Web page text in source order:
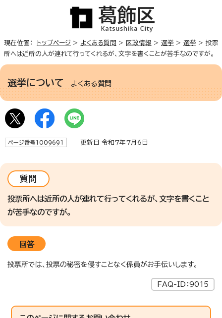
現在位置： トップページ > よくある質問 > 区政情報 > 選挙 > 選挙 > 投票
所へは近所の人が連れて行ってくれるが、文字を書くことが苦手なのですが。
選挙について よくある質問
ページ番号1009691 更新日 令和7年7月6日
質問
投票所へは近所の人が連れて行ってくれるが、文字を書くこと
が苦手なのですが。
回答
投票所では、投票の秘密を侵すことなく係員がお手伝いします。
FAQ-ID：9015